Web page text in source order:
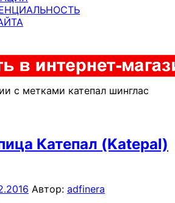
с метками катепал шинглас
Катепал (Katepal)
Автор: adfinera